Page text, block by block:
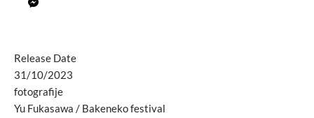
Release Date
31/10/2023
fotografije
Yu Fukasawa / Bakeneko festival